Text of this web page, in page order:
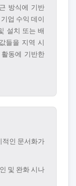
방식에 기반
업 수익 데이
설치 또는 배
들을 지역 시
동에 기반한
적인 문서화가
및 완화 시나